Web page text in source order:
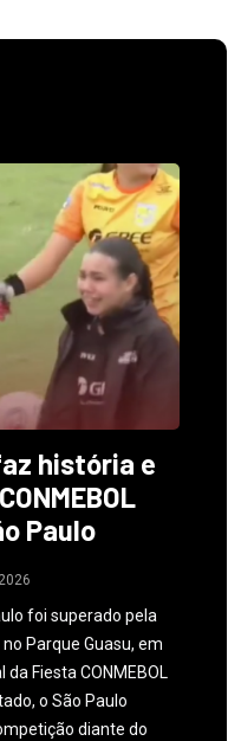
história e
Paulo
foi superado pela
Parque Guasu, em
Fiesta CONMEBOL
o São Paulo
diante do